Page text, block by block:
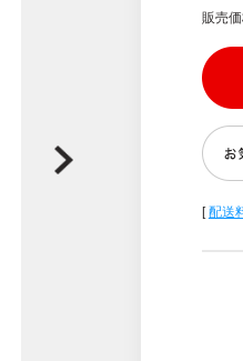
販売
[配送